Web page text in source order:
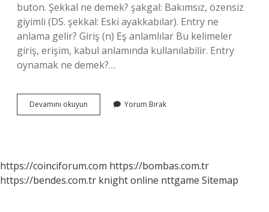
buton. Şekkal ne demek? şakgal: Bakımsız, özensiz
giyimli (DS. şekkal: Eski ayakkabılar). Entry ne
anlama gelir? Giriş (n) Eş anlamlılar Bu kelimeler
giriş, erişim, kabul anlamında kullanılabilir. Entry
oynamak ne demek?…
Devamını okuyun
Entry
Yorum Bırak
https://coinciforum.com https://bombas.com.tr
https://bendes.com.tr knight online nttgame Sitemap